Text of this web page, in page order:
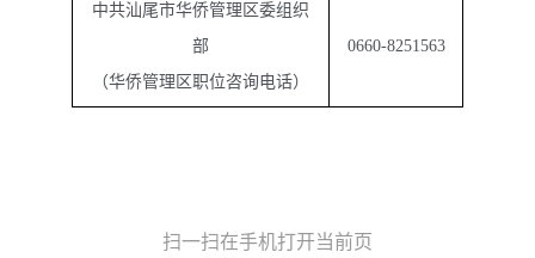
中共汕尾市华侨管理区委组织
部
（华侨管理区职位咨询电话）
0660-8251563
扫一扫在手机打开当前页